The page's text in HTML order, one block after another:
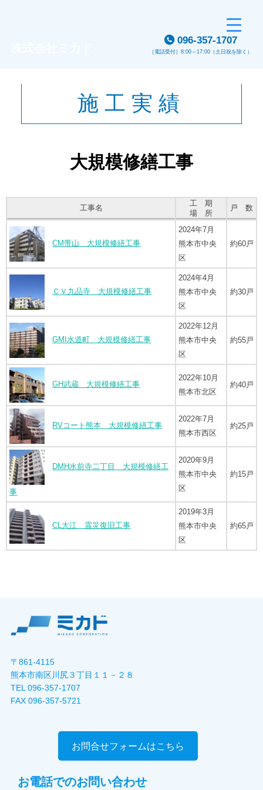
096-357-1707
［電話受付］8:00～17:00（土日祝を除く）
施工実績
大規模修繕工事
工事名
工 期
場 所
戸 数
CM帯山 大規模修繕工事
2024年7月
熊本市中央
区
約60戸
ＣＶ九品寺 大規模修繕工事
2024年4月
熊本市中央
区
約30戸
GMI水道町 大規模修繕工事
2022年12月
熊本市中央
区
約55戸
GH武蔵 大規模修繕工事
2022年10月
熊本市北区
約40戸
RVコート熊本 大規模修繕工事
2022年7月
熊本市西区
約25戸
DMH水前寺二丁目 大規模修繕工
事
2020年9月
熊本市中央
区
約15戸
CL大江 震災復旧工事
2019年3月
熊本市中央
区
約65戸
〒861-4115
熊本市南区川尻３丁目１１－２８
TEL 096-357-1707
FAX 096-357-5721
お問合せフォームはこちら
お電話でのお問い合わせ